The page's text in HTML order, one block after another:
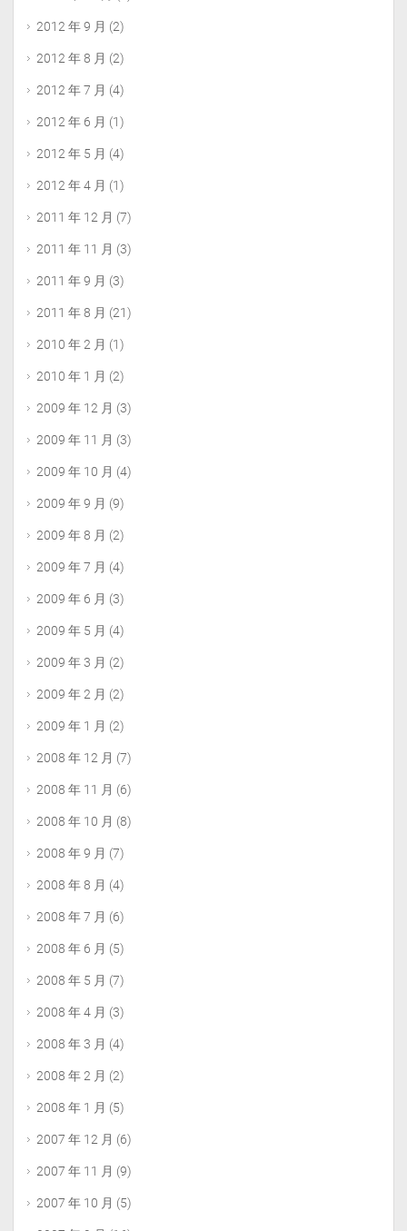
2012 年 9 月 (2)
2012 年 8 月 (2)
2012 年 7 月 (4)
2012 年 6 月 (1)
2012 年 5 月 (4)
2012 年 4 月 (1)
2011 年 12 月 (7)
2011 年 11 月 (3)
2011 年 9 月 (3)
2011 年 8 月 (21)
2010 年 2 月 (1)
2010 年 1 月 (2)
2009 年 12 月 (3)
2009 年 11 月 (3)
2009 年 10 月 (4)
2009 年 9 月 (9)
2009 年 8 月 (2)
2009 年 7 月 (4)
2009 年 6 月 (3)
2009 年 5 月 (4)
2009 年 3 月 (2)
2009 年 2 月 (2)
2009 年 1 月 (2)
2008 年 12 月 (7)
2008 年 11 月 (6)
2008 年 10 月 (8)
2008 年 9 月 (7)
2008 年 8 月 (4)
2008 年 7 月 (6)
2008 年 6 月 (5)
2008 年 5 月 (7)
2008 年 4 月 (3)
2008 年 3 月 (4)
2008 年 2 月 (2)
2008 年 1 月 (5)
2007 年 12 月 (6)
2007 年 11 月 (9)
2007 年 10 月 (5)